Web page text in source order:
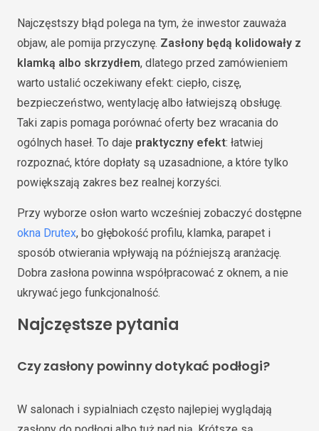
Najczęstszy błąd polega na tym, że inwestor zauważa
objaw, ale pomija przyczynę. Zasłony będą kolidowały z
klamką albo skrzydłem, dlatego przed zamówieniem
warto ustalić oczekiwany efekt: ciepło, ciszę,
bezpieczeństwo, wentylację albo łatwiejszą obsługę.
Taki zapis pomaga porównać oferty bez wracania do
ogólnych haseł. To daje praktyczny efekt: łatwiej
rozpoznać, które dopłaty są uzasadnione, a które tylko
powiększają zakres bez realnej korzyści.
Przy wyborze osłon warto wcześniej zobaczyć dostępne
okna Drutex, bo głębokość profilu, klamka, parapet i
sposób otwierania wpływają na późniejszą aranżację.
Dobra zasłona powinna współpracować z oknem, a nie
ukrywać jego funkcjonalność.
Najczęstsze pytania
Czy zasłony powinny dotykać podłogi?
W salonach i sypialniach często najlepiej wyglądają